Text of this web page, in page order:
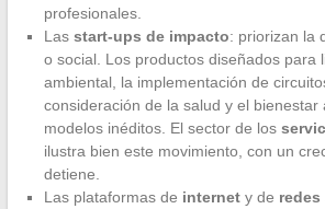
profesionales.
Las start-ups de impacto: priorizan la
o social. Los productos diseñados para
ambiental, la implementación de
consideración de la salud y el bienestar
modelos inéditos. El sector de los
ilustra bien este movimiento, con un
detiene.
Las plataformas de internety de